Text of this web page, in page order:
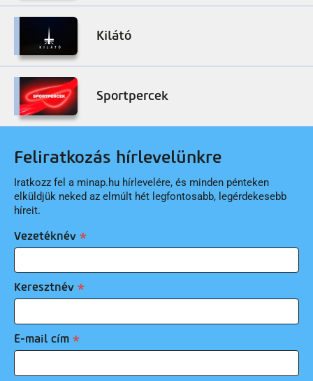
Kilátó
Sportpercek
Feliratkozás hírlevelünkre
Iratkozz fel a minap.hu hírlevelére, és minden pénteken
elküldjük neked az elmúlt hét legfontosabb, legérdekesebb
híreit.
Vezetéknév
Keresztnév
E-mail cím